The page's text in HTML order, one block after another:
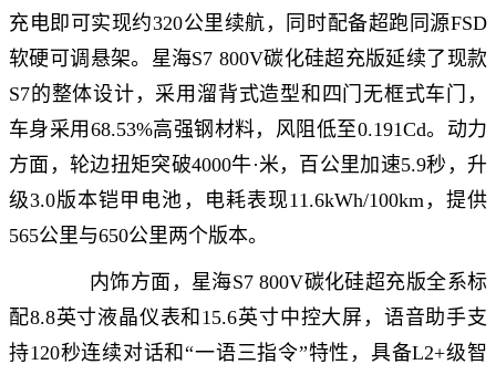
充电即可实现约320公里续航，同时配备超跑同源FSD
软硬可调悬架。星海S7 800V碳化硅超充版延续了现款
S7的整体设计，采用溜背式造型和四门无框式车门，
车身采用68.53%高强钢材料，风阻低至0.191Cd。动力
方面，轮边扭矩突破4000牛·米，百公里加速5.9秒，升
级3.0版本铠甲电池，电耗表现11.6kWh/100km，提供
565公里与650公里两个版本。
内饰方面，星海S7 800V碳化硅超充版全系标
配8.8英寸液晶仪表和15.6英寸中控大屏，语音助手支
持120秒连续对话和“一语三指令”特性，具备L2+级智